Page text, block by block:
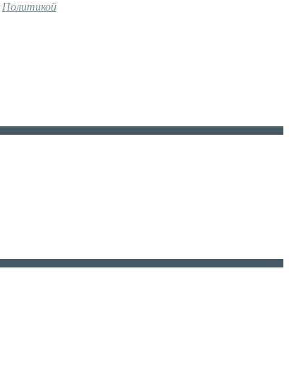
Политикой